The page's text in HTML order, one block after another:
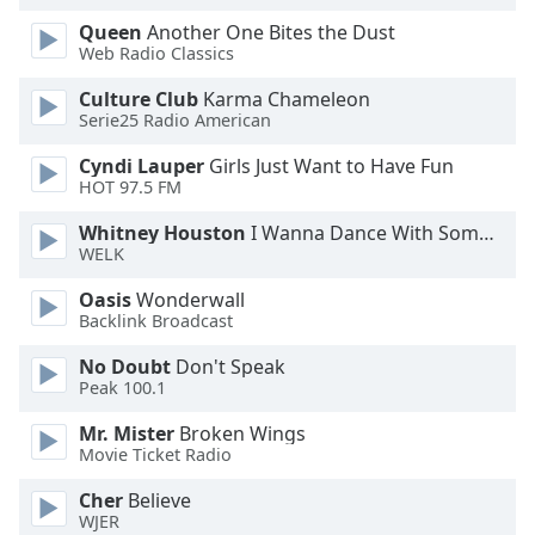
Font
Modal
Dialog
End
dialog
Queen Another One Bites the Dust
Web Radio Classics
Culture Club Karma Chameleon
Serie25 Radio American
Cyndi Lauper Girls Just Want to Have Fun
HOT 97.5 FM
Whitney Houston I Wanna Dance With Somebody
WELK
OasisWonderwall
Backlink Broadcast
No Doubt Don't Speak
Peak 100.1
Mr. Mister Broken Wings
Movie Ticket Radio
Cher Believe
WJER